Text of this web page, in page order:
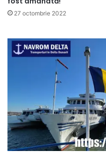
27 octombrie 2022